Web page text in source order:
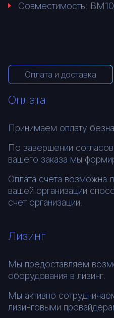
Совместимость:
Оплата и доставка
Оплата
Принимаем оплату
По завершении
вашего заказа мы
Оплата счета
вашей организации
счет организации.
Лизинг
Мы предоставляем
оборудования в лизинг.
Мы активно
лизинговыми